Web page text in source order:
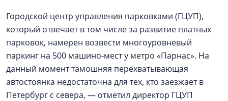
Городской центр управления парковками (ГЦУП),
который отвечает в том числе за развитие платных
парковок, намерен возвести многоуровневый
паркинг на 500 машино-мест у метро «Парнас». На
данный момент тамошняя перехватывающая
автостоянка недостаточна для тех, кто заезжает в
Петербург с севера, — отметил директор ГЦУП